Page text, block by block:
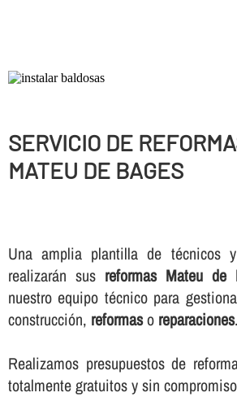
SERVICIO DE
MATEU DE BAGES
Una amplia plantilla de técnicos
realizarán sus reformas Mateu de
nuestro equipo técnico para
construcción, reformaso reparaciones.
Realizamos presupuestos de
totalmente gratuitos y sin